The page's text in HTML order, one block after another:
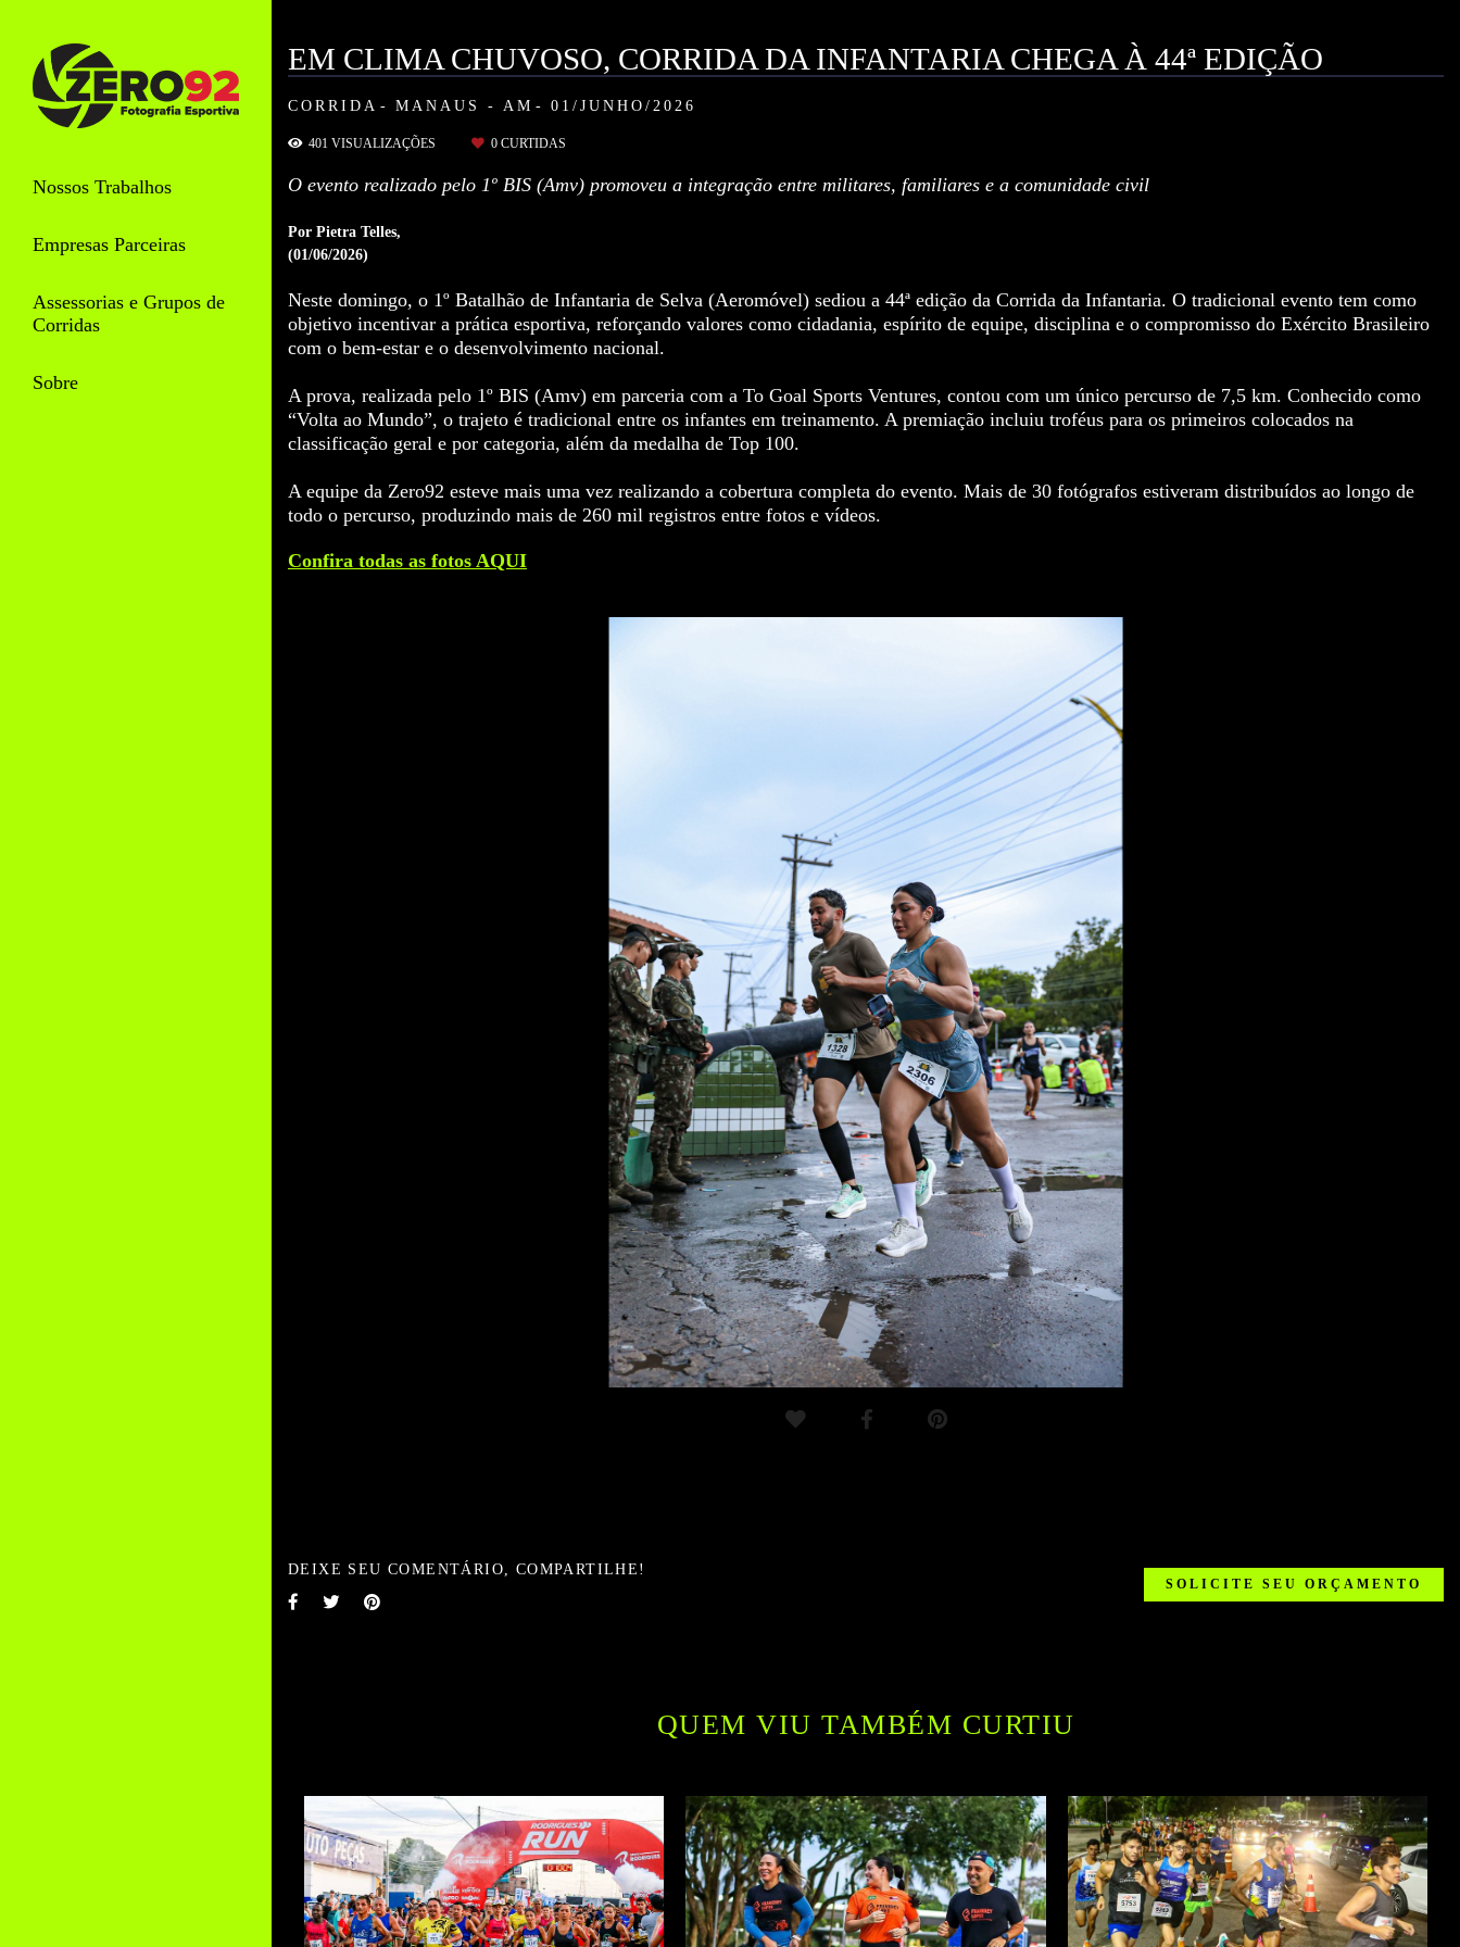
Nossos Trabalhos
Empresas Parceiras
Assessorias e Grupos de
Corridas
Sobre
CORRIDA MANAUS - AM 01/JUNHO/2026
EM CLIMA CHUVOSO, CORRIDA DA INFANTARIA CHEGA À 44ª EDIÇÃO
401 VISUALIZAÇÕES 0 CURTIDAS
O evento realizado pelo 1º BIS (Amv) promoveu a integração entre militares, familiares e a comunidade civil
Por Pietra Telles,
(01/06/2026)
Neste domingo, o 1º Batalhão de Infantaria de Selva (Aeromóvel) sediou a 44ª edição da Corrida da Infantaria. O tradicional evento tem como
objetivo incentivar a prática esportiva, reforçando valores como cidadania, espírito de equipe, disciplina e o compromisso do Exército Brasileiro
com o bem-estar e o desenvolvimento nacional.
A prova, realizada pelo 1º BIS (Amv) em parceria com a To Goal Sports Ventures, contou com um único percurso de 7,5 km. Conhecido como
“Volta ao Mundo”, o trajeto é tradicional entre os infantes em treinamento. A premiação incluiu troféus para os primeiros colocados na
classificação geral e por categoria, além da medalha de Top 100.
A equipe da Zero92 esteve mais uma vez realizando a cobertura completa do evento. Mais de 30 fotógrafos estiveram distribuídos ao longo de
todo o percurso, produzindo mais de 260 mil registros entre fotos e vídeos.
Confira todas as fotos AQUI
DEIXE SEU COMENTÁRIO, COMPARTILHE!
SOLICITE SEU ORÇAMENTO
QUEM VIU TAMBÉM CURTIU